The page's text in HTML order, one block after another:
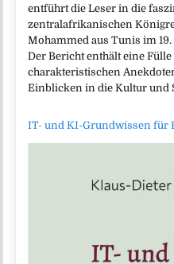
entführt die Leser in die
zentralafrikanischen
Mohammed aus Tunis im
Der Bericht enthält eine
charakteristischen
Einblicken in die Kultur und
IT- und KI-Grundwissen für